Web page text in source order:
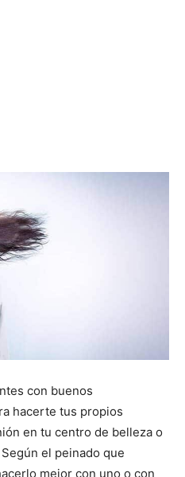
con buenos
hacerte tus propios
en tu centro de belleza o
el peinado que
mejor con uno o con